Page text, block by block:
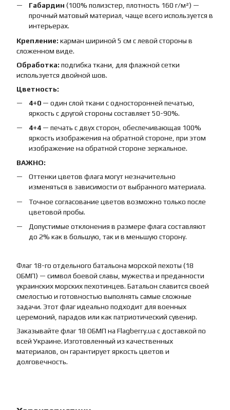
Габардин (100% полиэстер, плотность 160 г/м²) —
прочный матовый материал, чаще всего используется в
интерьерах.
Крепление: карман шириной 5 см с левой стороны в
сложенном виде.
Обработка: подгибка ткани, для флажной сетки
используется двойной шов.
Цветность:
4+0 — один слой ткани с односторонней печатью,
яркость с другой стороны составляет 50-90%.
4+4 — печать с двух сторон, обеспечивающая 100%
яркость изображения на обратной стороне, при этом
изображение на обратной стороне зеркальное.
ВАЖНО:
Оттенки цветов флага могут незначительно
изменяться в зависимости от выбранного материала.
Точное согласование цветов возможно только после
цветовой пробы.
Допустимые отклонения в размере флага составляют
до 2% как в большую, так и в меньшую сторону.
Флаг 18-го отдельного батальона морской пехоты (18
ОБМП) — символ боевой славы, мужества и преданности
украинских морских пехотинцев. Батальон славится своей
смелостью и готовностью выполнять самые сложные
задачи. Этот флаг идеально подходит для военных
церемоний, парадов или как патриотический сувенир.
Заказывайте флаг 18 ОБМП на Flagberry.ua с доставкой по
всей Украине. Изготовленный из качественных
материалов, он гарантирует яркость цветов и
долговечность.